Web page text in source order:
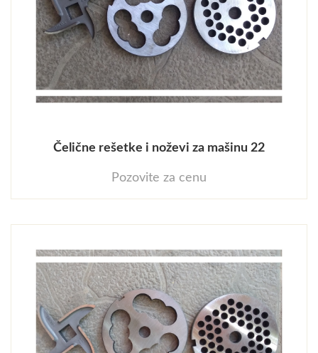
Čelične rešetke i noževi za mašinu 22
Pozovite za cenu